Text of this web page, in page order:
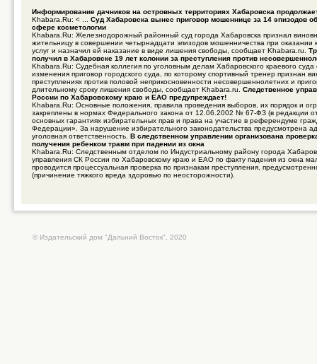
Информирование дачников на островных территориях Хабаровска
Khabara.Ru: < ... Суд Хабаровска вынес приговор мошеннице за 14 эпизодов
сфере косметологии
Khabara.Ru: Железнодорожный районный суд города Хабаровска признал
жительницу в совершении четырнадцати эпизодов мошенничества при оказании
услуг и назначил ей наказание в виде лишения свободы, сообщает Khabara.ru.
получил в Хабаровске 19 лет колонии за преступления против
Khabara.Ru: Судебная коллегия по уголовным делам Хабаровского краевого суда
изменения приговор городского суда, по которому спортивный тренер признан
преступлениях против половой неприкосновенности несовершеннолетних и
длительному сроку лишения свободы, сообщает Khabara.ru. Следственное
России по Хабаровскому краю и ЕАО предупреждает!
Khabara.Ru: Основные положения, правила проведения выборов, их порядок и
закреплены в нормах Федерального закона от 12.06.2002 № 67-ФЗ (в редакции
основных гарантиях избирательных прав и права на участие в референдуме
Федерации». За нарушение избирательного законодательства предусмотрена
уголовная ответственность. В следственном управлении организована
получения ребенком травм при падении из окна
Khabara.Ru: Следственным отделом по Индустриальному району города
управления СК России по Хабаровскому краю и ЕАО по факту падения из окна
проводится процессуальная проверка по признакам преступления,
(причинение тяжкого вреда здоровью по неосторожности).
© Издательский дом "Дальний Восток", 2020